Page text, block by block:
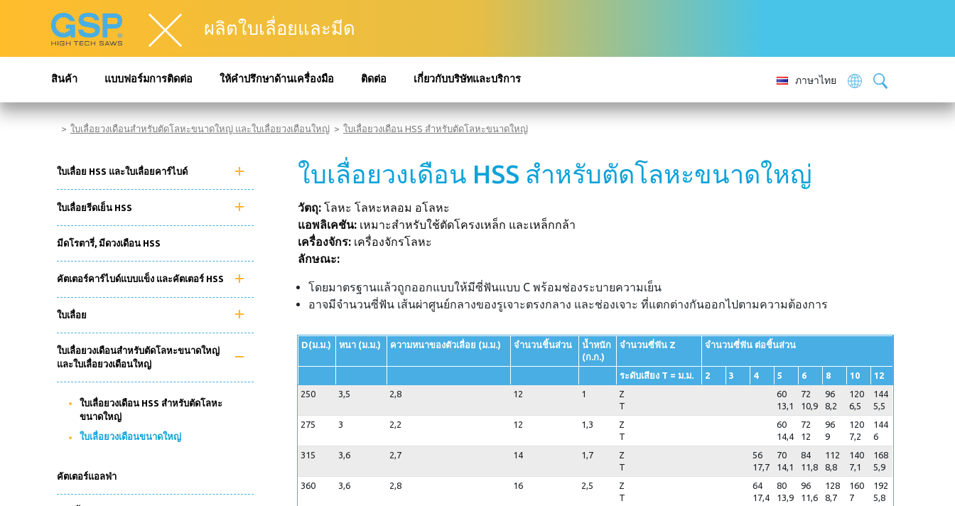
ผลิตใบเลื่อยและมีด
สินค้า แบบฟอร์มการติดต่อ ให้คำปรึกษาด้านเครื่องมือ ติดต่อ เกี่ยวกับบริษัทและบริการ ภาษาไทย
ใบเลื่อยวงเดือนสำหรับตัดโลหะขนาดใหญ่ และใบเลื่อยวงเดือนใหญ่ ใบเลื่อยวงเดือน HSS สำหรับตัดโลหะขนาดใหญ่
ใบเลื่อย HSS และใบเลื่อยคาร์ไบด์
ใบเลื่อยรีดเย็น HSS
มีดโรตารี่, มีดวงเดือน HSS
คัตเตอร์คาร์ไบด์แบบแข็ง และคัตเตอร์ HSS
ใบเลื่อย
ใบเลื่อยวงเดือนสำหรับตัดโลหะขนาดใหญ่
และใบเลื่อยวงเดือนใหญ่
ใบเลื่อยวงเดือน HSS สำหรับตัดโลหะ
ขนาดใหญ่
ใบเลื่อยวงเดือนขนาดใหญ่
คัตเตอร์แอลฟ่า
ใบเลื่อยวงเดือน HSS สำหรับตัดโลหะขนาดใหญ่
วัตถุ: โลหะ โลหะหลอม อโลหะ
แอพลิเคชัน: เหมาะสำหรับใช้ตัดโครงเหล็ก และเหล็กกล้า
เครื่องจักร: เครื่องจักรโลหะ
ลักษณะ:
โดยมาตรฐานแล้วถูกออกแบบให้มีซี่ฟันแบบ C พร้อมช่องระบายความเย็น
อาจมีจำนวนซี่ฟัน เส้นผ่าศูนย์กลางของรูเจาะตรงกลาง และช่องเจาะ ที่แตกต่างกันออกไปตามความต้องการ
D(ม.ม.) หนา (ม.ม.) ความหนาของตัวเลื่อย (ม.ม.) จำนวนชิ้นส่วน
น้ำหนัก
(ก.ก.)
จำนวนซี่ฟัน Z จำนวนซี่ฟัน ต่อชิ้นส่วน
ระดับเสียง T = ม.ม. 2 3 4 5 6 8 10
12
250
3,5 2,8 12 1
Z
T
60
13,1
72
10,9
96
8,2
120
6,5
144
5,5
275
3 2,2 12 1,3
Z
T
60
14,4
72
12
96
9
120
7,2
144
6
315
3,6 2,7 14 1,7
Z
T
56
17,7
70
14,1
84
11,8
112
8,8
140
7,1
168
5,9
360
3,6 2,8 16 2,5
Z
T
64
17,4
80
13,9
96
11,6
128
8,7
160
7
192
5,8